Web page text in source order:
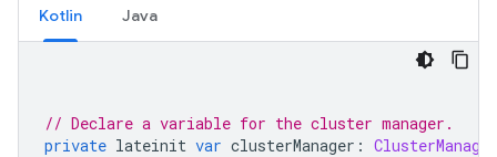
Kotlin Java
// Declare a variable for the cluster manager.
private lateinit var clusterManager : ClusterManager